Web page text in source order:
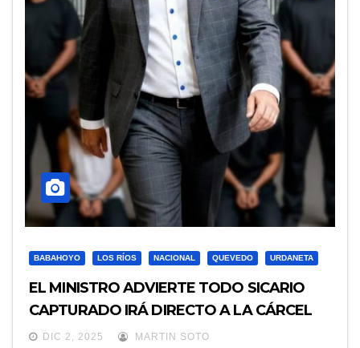
BABAHOYO LOS RÍOS NACIONAL QUEVEDO URDANETA
EL MINISTRO ADVIERTE TODO SICARIO
CAPTURADO IRÁ DIRECTO A LA CÁRCEL
DEL ENCUENTRO
DIC 2, 2025 MARTIN SOTO